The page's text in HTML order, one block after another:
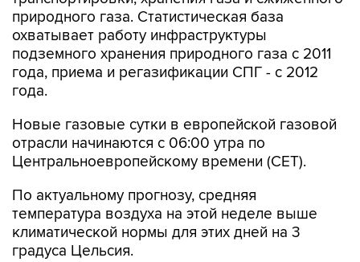
природного газа. Статистическая база
охватывает работу инфраструктуры
подземного хранения природного газа с 2011
года, приема и регазификации СПГ - с 2012
года.
Новые газовые сутки в европейской газовой
отрасли начинаются c 06:00 утра по
Центральноевропейскому времени (CET).
По актуальному прогнозу, средняя
температура воздуха на этой неделе выше
климатической нормы для этих дней на 3
градуса Цельсия.